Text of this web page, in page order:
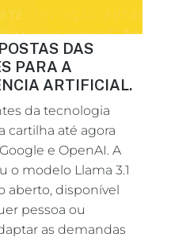
DAS
PARA A
ARTIFICIAL.
da tecnologia
cartilha até agora
e OpenAI. A
o modelo Llama 3.1
aberto, disponível
pessoa ou
as demandas